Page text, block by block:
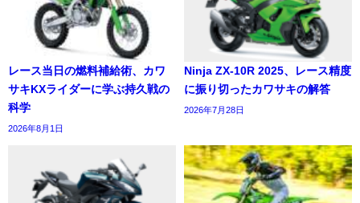
レース当日の燃料補給術、カワ
サキKXライダーに学ぶ持久戦の
科学
2026年8月1日
Ninja ZX-10R 2025、レース精度
に振り切ったカワサキの解答
2026年7月28日